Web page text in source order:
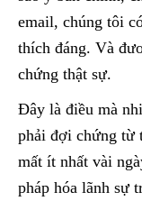
email, chúng tôi
thích đáng. Và
chứng thật sự.
Đây là điều mà
phải đợi chứng từ
mất ít nhất vài
pháp hóa lãnh sự